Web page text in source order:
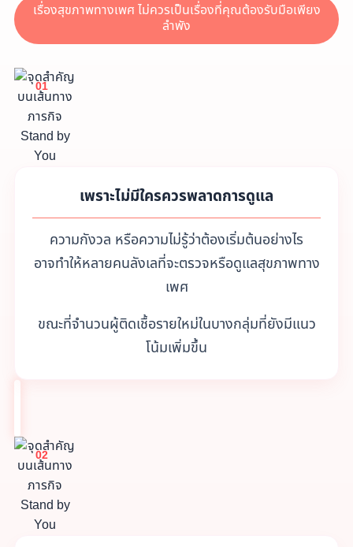
เรื่องสุขภาพทางเพศ ไม่ควรเป็นเรื่องที่คุณต้องรับมือเพียง
ลำพัง
01
เพราะไม่มีใครควรพลาดการดูแล
ความกังวล หรือความไม่รู้ว่าต้องเริ่มต้นอย่างไร
อาจทำให้หลายคนลังเลที่จะตรวจหรือดูแลสุขภาพทาง
เพศ
ขณะที่จำนวนผู้ติดเชื้อรายใหม่ในบางกลุ่มที่ยังมีแนว
โน้มเพิ่มขึ้น
02